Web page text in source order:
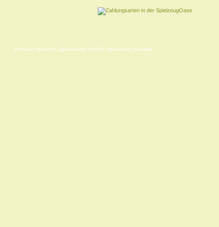
Preise & Versand | Datenschutz | AGB | Impressum | Kontakt